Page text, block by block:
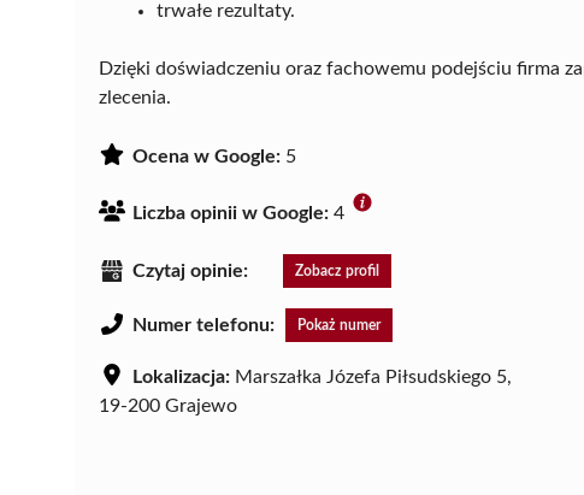
trwałe rezultaty.
Dzięki doświadczeniu oraz fachowemu podejściu firma
zlecenia.
Ocena w Google: 5
Liczba opinii w Google: 4
Czytaj opinie: Zobacz profil
Numer telefonu: Pokaż numer
Lokalizacja: Marszałka Józefa Piłsudskiego 5,
19-200 Grajewo